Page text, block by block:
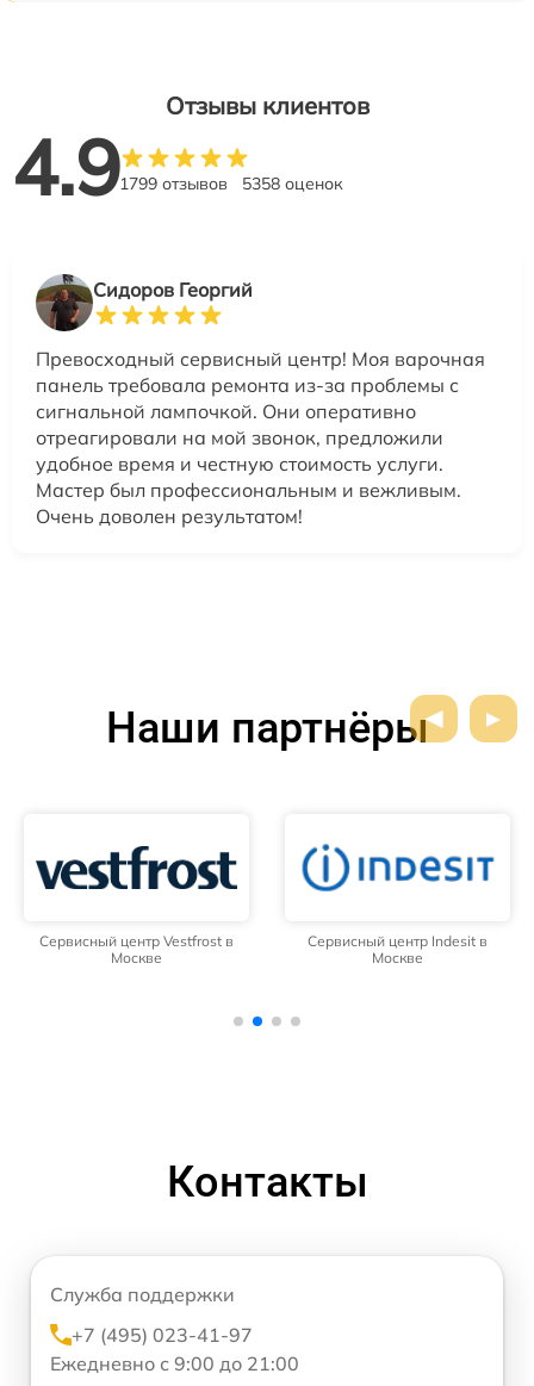
Отзывы клиентов
4.91799 отзывов 5358 оценок
Сидоров Георгий
Превосходный сервисный центр! Моя варочная
панель требовала ремонта из-за проблемы с
сигнальной лампочкой. Они оперативно
отреагировали на мой звонок, предложили
удобное время и честную стоимость услуги.
Мастер был профессиональным и вежливым.
Очень доволен результатом!
Наши партнёры
Сервисный центр Vestfrost в
Москве
Сервисный центр Indesit в
Москве
Контакты
Служба поддержки
+7 (495) 023-41-97
Ежедневно с 9:00 до 21:00